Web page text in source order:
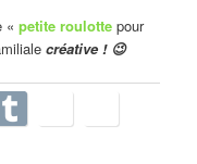
« petite roulotte pour
créative ! 😉